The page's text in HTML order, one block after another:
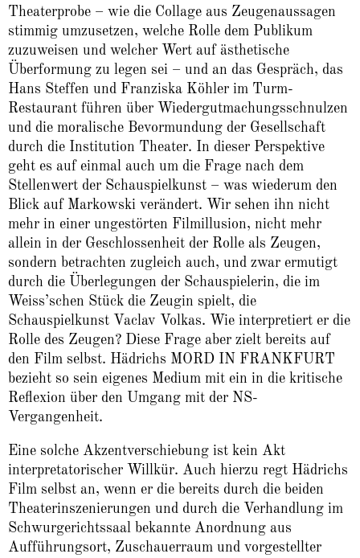
Theaterprobe – wie die Collage aus Zeugenaussagen
stimmig umzusetzen, welche Rolle dem Publikum
zuzuweisen und welcher Wert auf ästhetische
Überformung zu legen sei – und an das Gespräch, das
Hans Steffen und Franziska Köhler im Turm-
Restaurant führen über Wiedergutmachungsschnulzen
und die moralische Bevormundung der Gesellschaft
durch die Institution Theater. In dieser Perspektive
geht es auf einmal auch um die Frage nach dem
Stellenwert der Schauspielkunst – was wiederum den
Blick auf Markowski verändert. Wir sehen ihn nicht
mehr in einer ungestörten Filmillusion, nicht mehr
allein in der Geschlossenheit der Rolle als Zeugen,
sondern betrachten zugleich auch, und zwar ermutigt
durch die Überlegungen der Schauspielerin, die im
Weiss’schen Stück die Zeugin spielt, die
Schauspielkunst Vaclav Volkas. Wie interpretiert er die
Rolle des Zeugen? Diese Frage aber zielt bereits auf
den Film selbst. Hädrichs MORD IN FRANKFURT
bezieht so sein eigenes Medium mit ein in die kritische
Reflexion über den Umgang mit der NS-
Vergangenheit.
Eine solche Akzentverschiebung ist kein Akt
interpretatorischer Willkür. Auch hierzu regt Hädrichs
Film selbst an, wenn er die bereits durch die beiden
Theaterinszenierungen und durch die Verhandlung im
Schwurgerichtssaal bekannte Anordnung aus
Aufführungsort, Zuschauerraum und vorgestellter